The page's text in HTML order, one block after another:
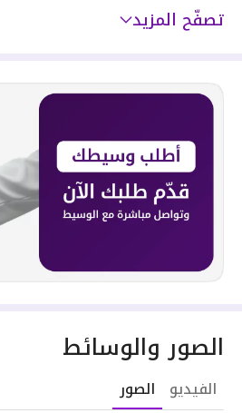
تصفّح المزيد
الصور والوسائط
الفيديو الصور